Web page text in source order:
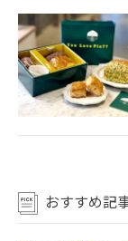
おすすめ記